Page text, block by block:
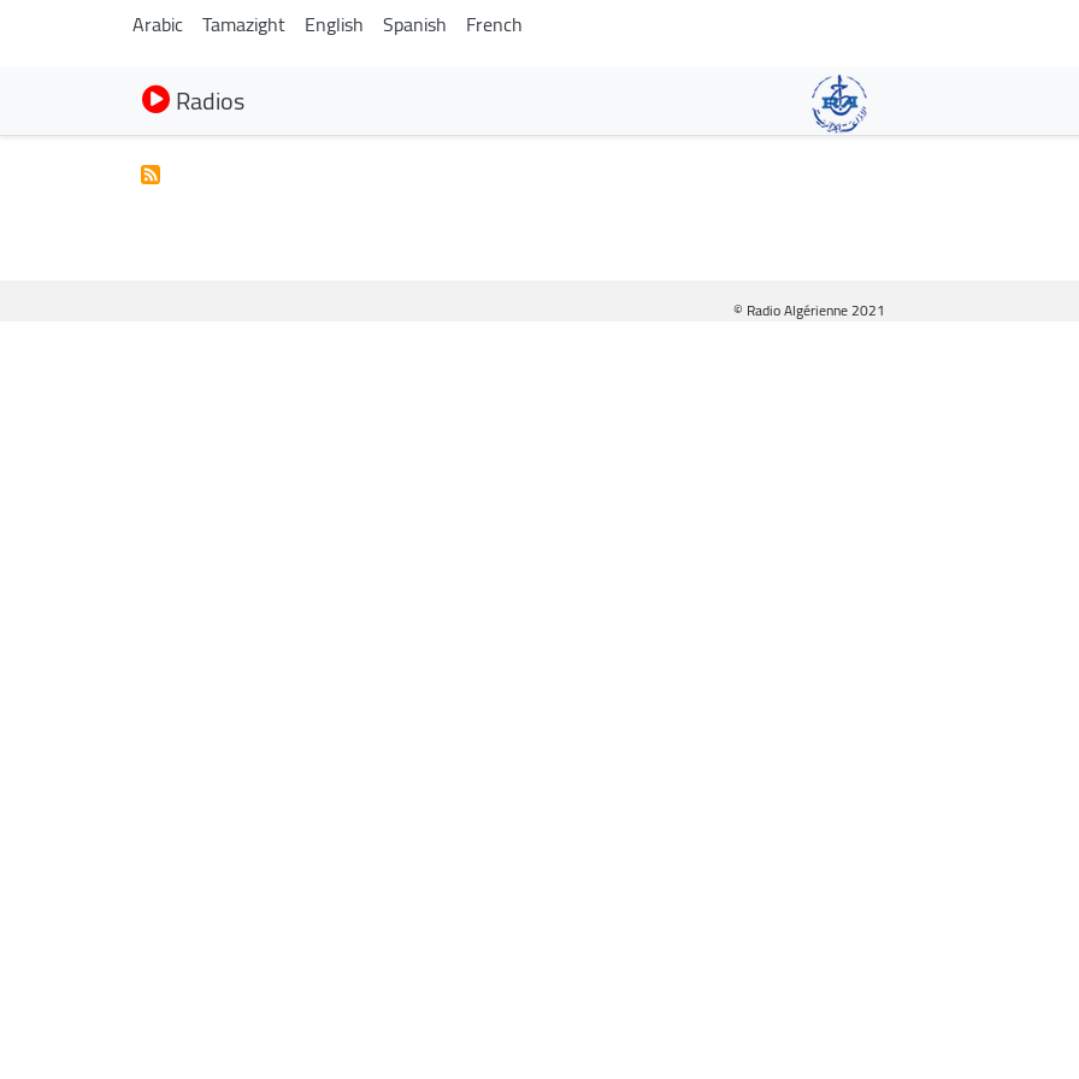
contenu
principal
Arabic Tamazight English Spanish French
Radios
© Radio Algérienne 2021